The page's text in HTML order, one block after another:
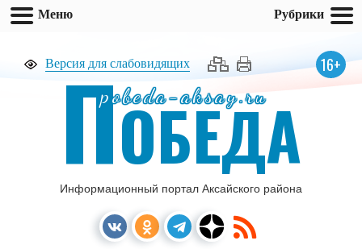
Версия для слабовидящих 16+
pobeda-aksay.ru
ПОБЕДА
Информационный портал Аксайского района
Меню Рубрики